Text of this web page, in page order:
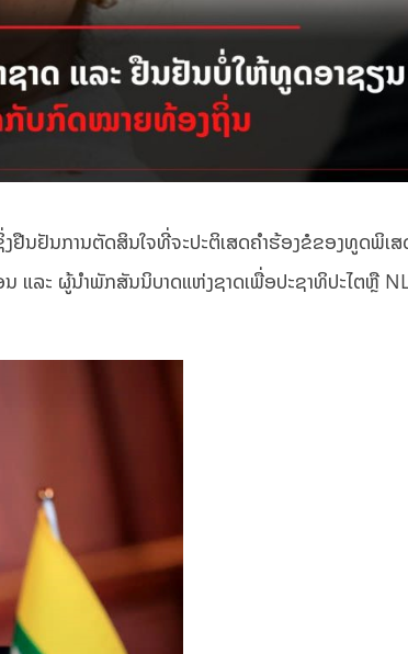
ຢືນຢັນການຕັດສິນໃຈທີ່ຈະປະຕິເສດຄຳຮ້ອງຂໍຂອງທູດພິເ
ແລະ ຜູ້ນຳພັກສັນນິບາດແຫ່ງຊາດເພື່ອປະຊາທິປະໄຕຫຼື